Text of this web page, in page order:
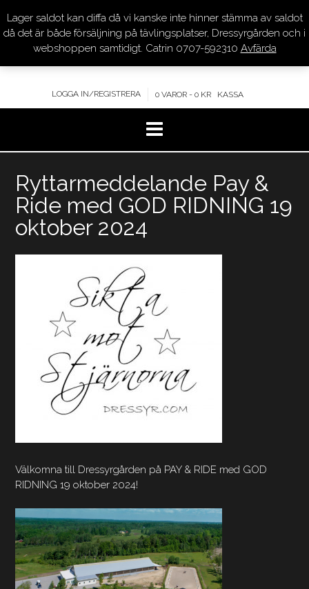
innehåll
DRESSYR.COM
KVALITET – KOMPETENS – SERVICE
LOGGA IN/REGISTRERA 0 VAROR - 0 KR KASSA
Ryttarmeddelande Pay &
Ride med GOD RIDNING 19
oktober 2024
Välkomna till Dressyrgården på PAY & RIDE med GOD
RIDNING 19 oktober 2024!
Lager saldot kan diffa då vi kanske inte hinner stämma av saldot
då det är både försäljning på tävlingsplatser, Dressyrgården och i
webshoppen samtidigt. Catrin 0707-592310 Avfärda